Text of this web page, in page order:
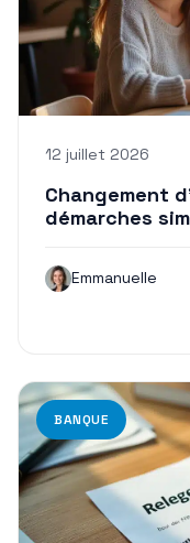
12 juillet 2026
Changement
démarches
Emmanuelle
BANQUE